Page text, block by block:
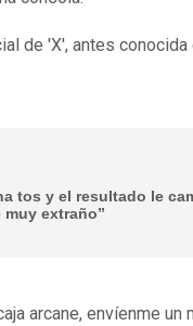
de 'X', antes conocida
tos y el resultado le
muy extraño”
arcane, envíenme un